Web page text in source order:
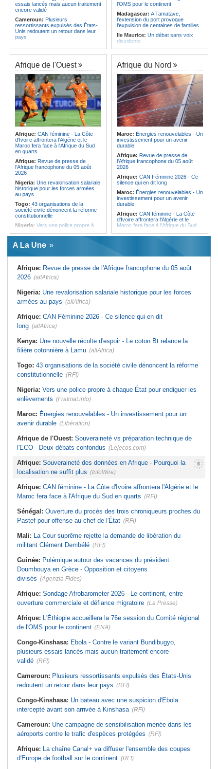
essais lancés mais aucun traitement
encore validé
Cameroun: Plusieurs
ressortissants expulsés des États-
Unis redoutent un retour dans leur
pays
Cameroun:Une campagne de
sensibilisation menée dans les
aéroports contre le trafic d'espèces
protégées
Congo-Kinshasa:« L'épidémie
d'Ebola ne montre aucun signe de
ralentissement »
Centrafrique:Reprise des
audiences criminelles après
plusieurs mois de retard
Congo-Kinshasa:Où en est le
projet d'échange de prisonniers
entre Kinshasa et l'AFC/M23?
Centrafrique:Incident au pays -
Les FACA récupèrent des armes
l'OMS pour le continent
Madagascar: A Tamatave,
l'extension du port provoque
l'expulsion de centaines de familles
Ile Maurice: Un débat sans voix
dissidente
Ile Maurice:Révision des frais de la
FSC - La crainte d'un coup de froid
sur la compétitivité
Ile Maurice:Fayzal Ally Beegun
dénonce des interpellations «sans
dignité»
Ile Maurice:Migration - Le pays
face au défi de la main-d'oeuvre de
demain
Ile Maurice:Plus d'émissions,
moins d'eau, toujours accro aux
fossiles - Le bilan climatique dans le
rouge
Ile Maurice:Le pays et l'Arabie
saoudite renforcent leur coopération
Afrique de l'Ouest
Afrique: CAN féminine - La Côte
d'Ivoire affrontera l'Algérie et le
Maroc fera face à l'Afrique du Sud
en quarts
Afrique: Revue de presse de
l'Afrique francophone du 05 août
2026
Nigeria: Une revalorisation salariale
historique pour les forces armées
au pays
Togo: 43 organisations de la
société civile dénoncent la réforme
constitutionnelle
Nigeria: Vers une police propre à
enlèvements
Afrique de l'Ouest:
Deux débats confondus
Afrique:CAN féminine - La Côte
d'Ivoire affrontera l'Algérie et le
Maroc fera face à l'Afrique du Sud
Sénégal:Ouverture du procès des
trois chroniqueurs proches du
Pastef pour offense au chef de l'État
Mali:La Cour suprême rejette la
demande de libération du militant
Clément Dembélé
Guinée:
Polémique autour des
vacances du président Doumbouya
en Grèce - Opposition et citoyens
Afrique du Nord
Maroc: Énergies renouvelables - Un
investissement pour un avenir
durable
Afrique: Revue de presse de
l'Afrique francophone du 05 août
2026
Afrique: CAN Féminine 2026 - Ce
silence qui en dit long
Maroc: Énergies renouvelables - Un
investissement pour un avenir
durable
Afrique: CAN féminine - La Côte
d'Ivoire affrontera l'Algérie et le
Maroc fera face à l'Afrique du Sud
endémique à Radès oblige le
avoir prévenu l'Espagne des risques
avant la crise migratoire
économique et diplomatique
au premier semestre
A La Une
Afrique: Revue de presse de l'Afrique francophone du 05 août
2026 (allAfrica)
Nigeria: Une revalorisation salariale historique pour les forces
armées au pays (allAfrica)
Afrique: CAN Féminine 2026 - Ce silence qui en dit
long (allAfrica)
Kenya: Une nouvelle récolte d'espoir - Le coton Bt relance la
filière cotonnière à Lamu (allAfrica)
Togo: 43 organisations de la société civile dénoncent la réforme
constitutionnelle (RFI)
Nigeria: Vers une police propre à chaque État pour endiguer les
enlèvements (Fratmat.info)
Maroc: Énergies renouvelables - Un investissement pour un
avenir durable (Libération)
Afrique de l'Ouest: Souveraineté vs préparation technique de
l'ECO - Deux débats confondus (Lejecos.com)
Afrique: Souveraineté des données en Afrique - Pourquoi la
localisation ne suffit plus (InfoWire)
Afrique: CAN féminine - La Côte d'Ivoire affrontera l'Algérie et le
Maroc fera face à l'Afrique du Sud en quarts (RFI)
Sénégal: Ouverture du procès des trois chroniqueurs proches du
Pastef pour offense au chef de l'État (RFI)
Mali: La Cour suprême rejette la demande de libération du
militant Clément Dembélé (RFI)
Guinée: Polémique autour des vacances du président
Doumbouya en Grèce - Opposition et citoyens
divisés (Agenzia Fides)
Afrique: Sondage Afrobarometer 2026 - Le continent, entre
ouverture commerciale et défiance migratoire (La Presse)
Afrique: L'Éthiopie accueillera la 76e session du Comité régional
de l'OMS pour le continent (ENA)
Congo-Kinshasa: Ebola - Contre le variant Bundibugyo,
plusieurs essais lancés mais aucun traitement encore
validé (RFI)
Cameroun: Plusieurs ressortissants expulsés des États-Unis
redoutent un retour dans leur pays (RFI)
Congo-Kinshasa: Un bateau avec une suspicion d'Ebola
intercepté avant son arrivée à Kinshasa (RFI)
Cameroun: Une campagne de sensibilisation menée dans les
aéroports contre le trafic d'espèces protégées (RFI)
Afrique: La chaîne Canal+ va diffuser l'ensemble des coupes
d'Europe de football sur le continent (RFI)